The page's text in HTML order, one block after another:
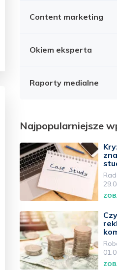
Content marketing
Okiem eksperta
Raporty medialne
Najpopularniejsze